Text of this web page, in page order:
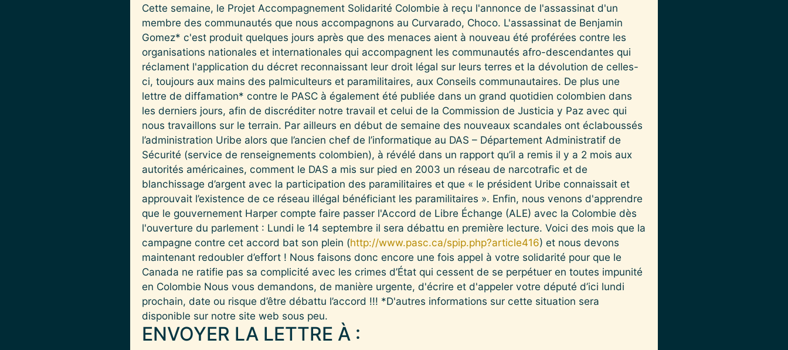
Cette semaine, le Projet Accompagnement Solidarité Colombie à reçu l'annonce de l'assassinat d'un
membre des communautés que nous accompagnons au Curvarado, Choco. L'assassinat de Benjamin
Gomez* c'est produit quelques jours après que des menaces aient à nouveau été proférées contre les
organisations nationales et internationales qui accompagnent les communautés afro-descendantes qui
réclament l'application du décret reconnaissant leur droit légal sur leurs terres et la dévolution de celles-
ci, toujours aux mains des palmiculteurs et paramilitaires, aux Conseils communautaires. De plus une
lettre de diffamation* contre le PASC à également été publiée dans un grand quotidien colombien dans
les derniers jours, afin de discréditer notre travail et celui de la Commission de Justicia y Paz avec qui
nous travaillons sur le terrain. Par ailleurs en début de semaine des nouveaux scandales ont éclaboussés
l’administration Uribe alors que l’ancien chef de l’informatique au DAS – Département Administratif de
Sécurité (service de renseignements colombien), à révélé dans un rapport qu’il a remis il y a 2 mois aux
autorités américaines, comment le DAS a mis sur pied en 2003 un réseau de narcotrafic et de
blanchissage d’argent avec la participation des paramilitaires et que « le président Uribe connaissait et
approuvait l’existence de ce réseau illégal bénéficiant les paramilitaires ». Enfin, nous venons d'apprendre
que le gouvernement Harper compte faire passer l'Accord de Libre Échange (ALE) avec la Colombie dès
l'ouverture du parlement : Lundi le 14 septembre il sera débattu en première lecture. Voici des mois que la
campagne contre cet accord bat son plein (http://www.pasc.ca/spip.php?article416) et nous devons
maintenant redoubler d’effort ! Nous faisons donc encore une fois appel à votre solidarité pour que le
Canada ne ratifie pas sa complicité avec les crimes d’État qui cessent de se perpétuer en toutes impunité
en Colombie Nous vous demandons, de manière urgente, d'écrire et d'appeler votre député d’ici lundi
prochain, date ou risque d’être débattu l’accord !!! *D'autres informations sur cette situation sera
disponible sur notre site web sous peu.
ENVOYER LA LETTRE À :